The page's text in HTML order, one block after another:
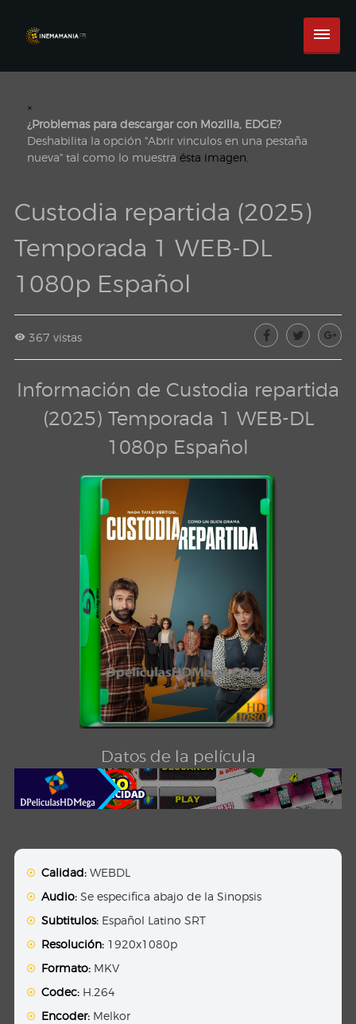
×
¿Problemas para descargar con Mozilla, EDGE?
Deshabilita la opción "Abrir vinculos en una pestaña
nueva" tal como lo muestra ésta imagen.
Custodia repartida (2025)
Temporada 1 WEB-DL
1080p Español
367 vistas
Información de Custodia repartida
(2025) Temporada 1 WEB-DL
1080p Español
Datos de la película
Calidad: WEBDL
Audio: Se especifica abajo de la Sinopsis
Subtitulos: Español Latino SRT
Resolución: 1920x1080p
Formato: MKV
Codec: H.264
Encoder: Melkor